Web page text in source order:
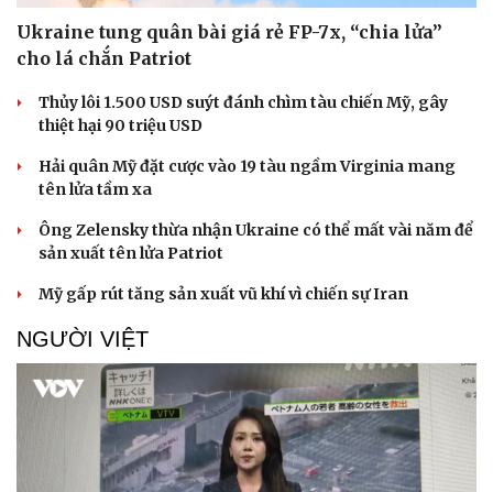
Thông tin doanh nghiệp
Doanh nghiệp 24h
Doanh nhân
Vì cộng đồng
Tin Công nghệ
Trải nghiệm
Chuyển đổi số
Ukraine tung quân bài giá rẻ FP-7x, “chia lửa”
cho lá chắn Patriot
Thủy lôi 1.500 USD suýt đánh chìm tàu chiến Mỹ, gây
thiệt hại 90 triệu USD
Hải quân Mỹ đặt cược vào 19 tàu ngầm Virginia mang
tên lửa tầm xa
Ông Zelensky thừa nhận Ukraine có thể mất vài năm để
sản xuất tên lửa Patriot
Mỹ gấp rút tăng sản xuất vũ khí vì chiến sự Iran
NGƯỜI VIỆT